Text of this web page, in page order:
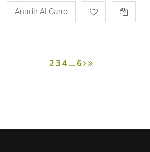
Añadir Al Carro
234 ... 6